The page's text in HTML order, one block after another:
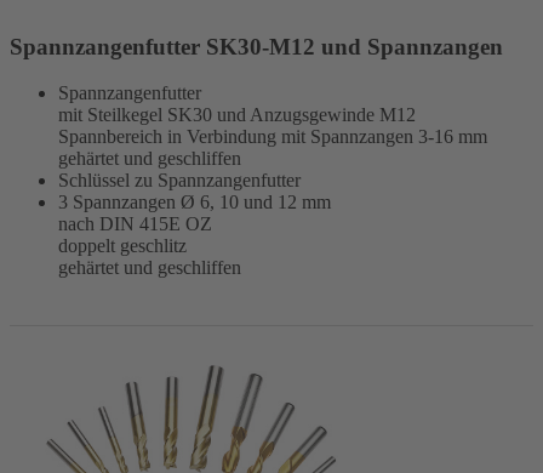
Spannzangenfutter SK30-M12 und Spannzangen
Spannzangenfutter
mit Steilkegel SK30 und Anzugsgewinde M12
Spannbereich in Verbindung mit Spannzangen 3-16 mm
gehärtet und geschliffen
Schlüssel zu Spannzangenfutter
3 Spannzangen Ø 6, 10 und 12 mm
nach DIN 415E OZ
doppelt geschlitz
gehärtet und geschliffen